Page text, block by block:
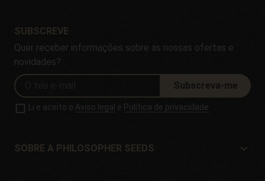
SUBSCREVE
Quer receber informações sobre as nossas ofertas e
novidades?
Subscreva-me
Li e aceito o Aviso legal e Política de privacidade
SOBRE A PHILOSOPHER SEEDS